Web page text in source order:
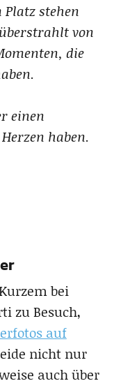
stehen
von
die
einen
haben.
bei
zu Besuch,
auf
nicht nur
auch über